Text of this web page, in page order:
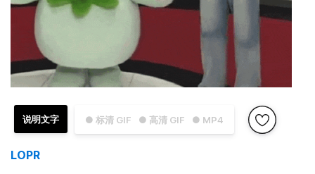
● 标清 GIF ● 高清 GIF ● MP4
说明文字
LOPR